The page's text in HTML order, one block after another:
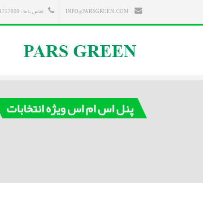
تماس با ما : 02141757000
پنل اس ام اس ویژه انتخابات